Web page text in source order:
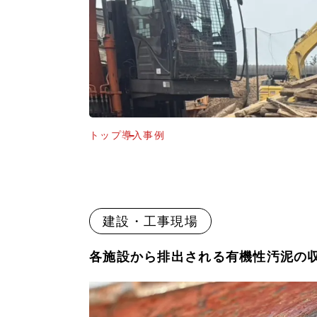
トップ導入事例
建設・工事現場
各施設から排出される有機性汚泥の